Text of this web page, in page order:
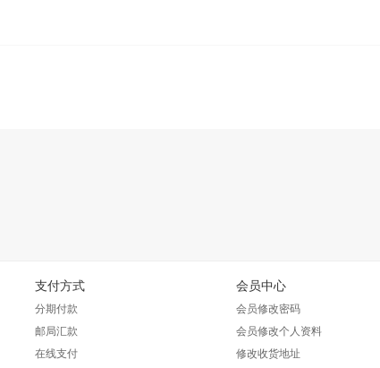
支付方式
分期付款
邮局汇款
在线支付
会员中心
会员修改密码
会员修改个人资料
修改收货地址